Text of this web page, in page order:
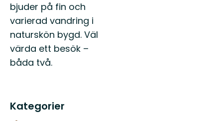
bjuder på fin och
varierad vandring i
naturskön bygd. Väl
värda ett besök –
båda två.
Kategorier